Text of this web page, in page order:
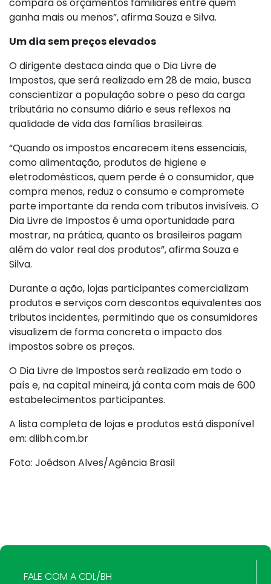
ganha mais ou menos”, afirma Souza e Silva.
Um dia sem preços elevados
O dirigente destaca ainda que o Dia Livre de
Impostos, que será realizado em 28 de maio, busca
conscientizar a população sobre o peso da carga
tributária no consumo diário e seus reflexos na
qualidade de vida das famílias brasileiras.
“Quando os impostos encarecem itens essenciais,
como alimentação, produtos de higiene e
eletrodomésticos, quem perde é o consumidor, que
compra menos, reduz o consumo e compromete
parte importante da renda com tributos invisíveis. O
Dia Livre de Impostos é uma oportunidade para
mostrar, na prática, quanto os brasileiros pagam
além do valor real dos produtos”, afirma Souza e
Silva.
Durante a ação, lojas participantes comercializam
produtos e serviços com descontos equivalentes aos
tributos incidentes, permitindo que os consumidores
visualizem de forma concreta o impacto dos
impostos sobre os preços.
O Dia Livre de Impostos será realizado em todo o
país e, na capital mineira, já conta com mais de 600
estabelecimentos participantes.
A lista completa de lojas e produtos está disponível
em: dlibh.com.br
Foto: Joédson Alves/Agência Brasil
FALE COM A CDL/BH